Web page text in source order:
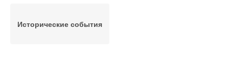
Исторические события